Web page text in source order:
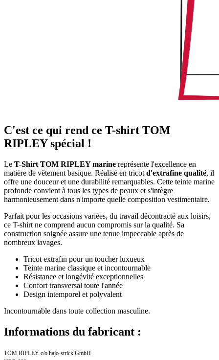
C'est ce qui rend ce T-shirt TOM
RIPLEY spécial !
Le T-Shirt TOM RIPLEY marine représente l'excellence en
matière de vêtement basique. Réalisé en tricot d'extrafine qualité, il
offre une douceur et une durabilité remarquables. Cette teinte marine
profonde convient à tous les types de peaux et s'intègre
harmonieusement dans n'importe quelle composition vestimentaire.
Parfait pour les occasions variées, du travail décontracté aux loisirs,
ce T-shirt ne comprend aucun compromis sur la qualité. Sa
construction soignée assure une tenue impeccable après de
nombreux lavages.
Tricot extrafin pour un toucher luxueux
Teinte marine classique et incontournable
Résistance et longévité exceptionnelles
Confort transversal toute l'année
Design intemporel et polyvalent
Incontournable dans toute collection masculine.
Informations du fabricant :
TOM RIPLEY c/o hajo-strick GmbH